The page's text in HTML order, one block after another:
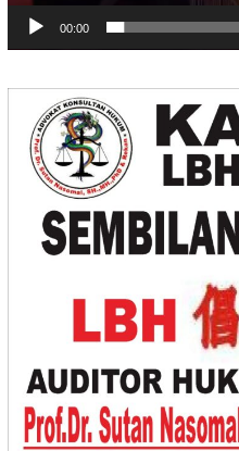
00:00